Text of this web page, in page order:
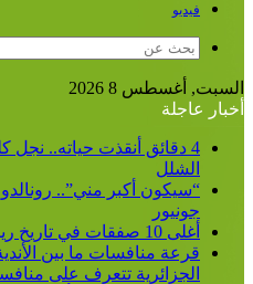
فيديو
السبت, أغسطس 8 2026
أخبار عاجلة
4 دقائق أنقذت حياته..
الشلل
“سيكون أكبر مني”.. رونالدو
جونيور
أغلى 10 صفقات في تاريخ ريال مدريد بعد ضم يان ديوماندي
الجزائرية تتعرف على